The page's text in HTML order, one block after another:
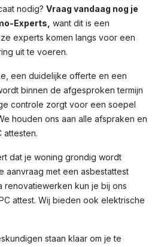
nodig? Vraag vandaag nog je
Experts, want dit is een
experts komen langs voor een
uit te voeren.
een duidelijke offerte en een
binnen de afgesproken termijn
controle zorgt voor een soepel
houden ons aan alle afspraken en
attesten.
dat je woning grondig wordt
aanvraag met een asbestattest
renovatiewerken kun je bij ons
attest. Wij bieden ook elektrische
staan klaar om je te